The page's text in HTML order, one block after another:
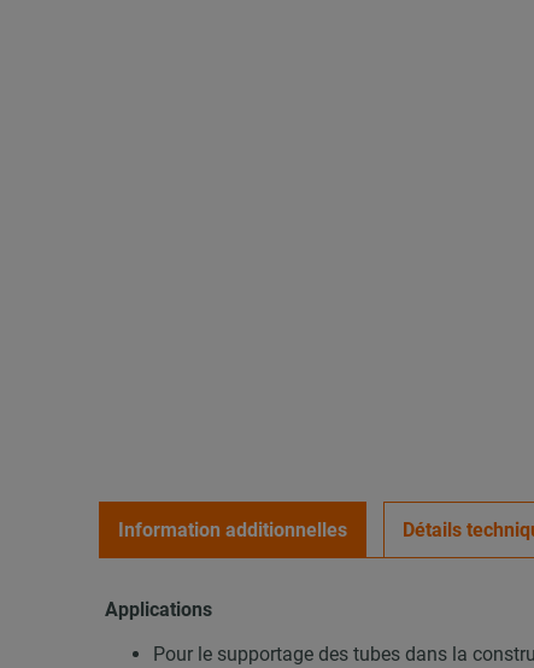
Information additionnelles Détails
Applications
Pour le supportage des tubes dans la